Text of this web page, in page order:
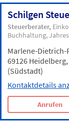
Schilgen
Steuerberater
Buchhaltung
Marlene-Dietrich-
69126
(Südstadt)
Kontaktdetails
Anrufen